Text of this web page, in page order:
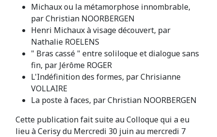
Michaux ou la métamorphose innombrable,
par Christian NOORBERGEN
Henri Michaux à visage découvert, par
Nathalie ROELENS
" Bras cassé " entre soliloque et dialogue sans
fin, par Jérôme ROGER
L'Indéfinition des formes, par Chrisianne
VOLLAIRE
La poste à faces, par Christian NOORBERGEN
Cette publication fait suite au Colloque qui a eu
lieu à Cerisy du Mercredi 30 juin au mercredi 7